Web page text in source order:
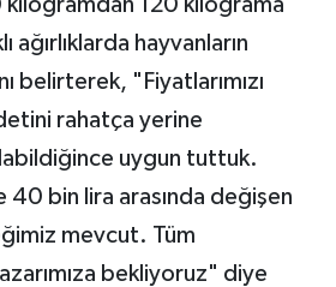
ağırlıklarda hayvanların
belirterek, "Fiyatlarımızı
rahatça yerine
uygun tuttuk.
40 bin lira arasında değişen
mevcut. Tüm
bekliyoruz" diye